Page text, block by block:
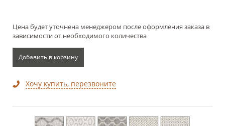
Цена будет уточнена менеджером после оформления заказа в
зависимости от необходимого количества
Добавить в корзину
Хочу купить, перезвоните